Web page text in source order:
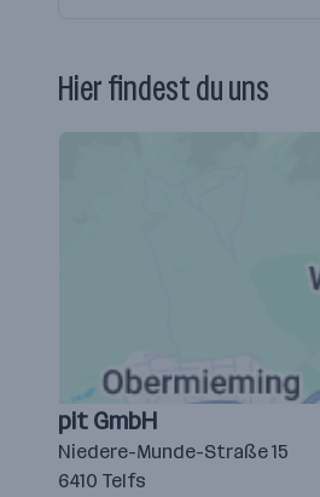
Hier findest du uns
pit GmbH
Niedere-Munde-Straße 15
6410 Telfs